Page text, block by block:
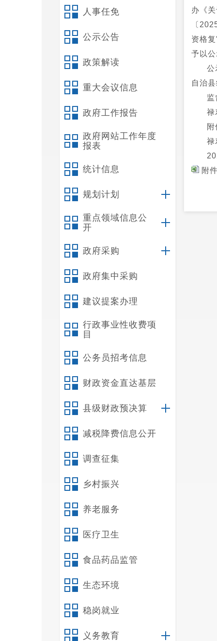
人事任免
公示公告
政策解读
重大会议信息
政府工作报告
政府网站工作年度
报表
统计信息
规划计划
重点领域信息公
开
政府采购
政府集中采购
建议提案办理
行政事业性收费项
目
公务员招考信息
财政资金直达基层
县级财政预决算
减税降费信息公开
调查征集
乡村振兴
养老服务
医疗卫生
食品药品监管
生态环境
稳岗就业
义务教育
办《
〔
资格
予以
公
自治
监
禄
附